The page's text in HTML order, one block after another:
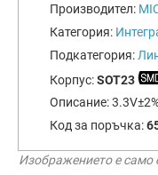
Производител:
Категория:
Подкатегория:
Корпус:SOT23
Описание:
Код за поръчка:
Изображението е само